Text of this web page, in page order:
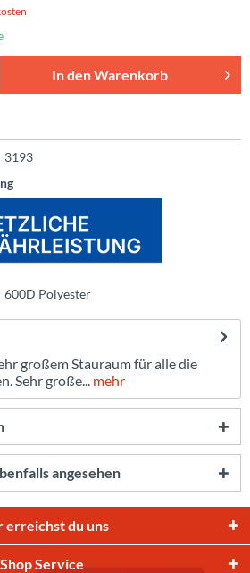
In denWarenkorb
3193
600D Polyester
großem Stauraum für alle die
Sehr große... mehr
angesehen
erreichst du uns
Shop Service